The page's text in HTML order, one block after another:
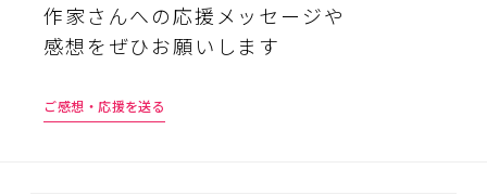
作家さんへの応援メッセージや
感想をぜひお願いします
ご感想・応援を送る